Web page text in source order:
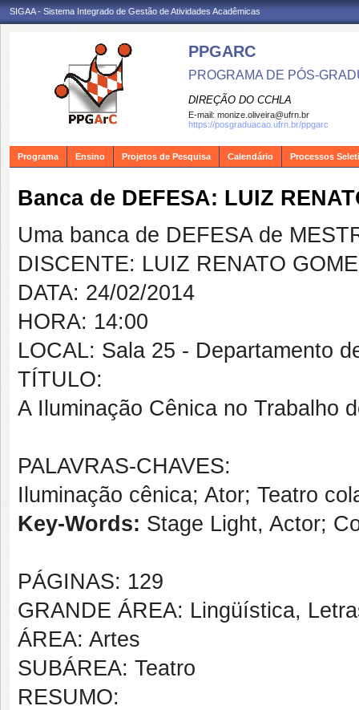
SIGAA - Sistema Integrado de Gestão de Atividades Acadêmicas
PPGARC
PROGRAMA DE PÓS-
DIREÇÃO DO CCHLA
E-mail: monize.oliveira@ufrn.br
https://posgraduacao.ufrn.br/ppgarc
Programa Ensino Projetos de Pesquisa Calendário Processos
Banca de DEFESA: LUIZ
Uma banca de DEFESA de
DISCENTE: LUIZ RENATO
DATA: 24/02/2014
HORA: 14:00
LOCAL: Sala 25 - Departamento
TÍTULO:
A Iluminação Cênica no Trabalho
PALAVRAS-CHAVES:
Iluminação cênica; Ator; Teatro
Key-Words: Stage Light, Actor;
PÁGINAS: 129
GRANDE ÁREA: Lingüística,
ÁREA: Artes
SUBÁREA: Teatro
RESUMO: